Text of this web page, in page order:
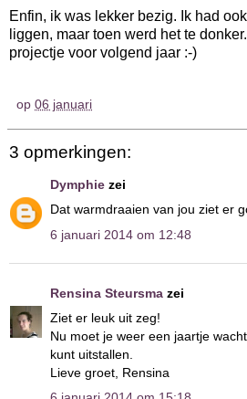
Enfin, ik was lekker bezig. Ik had
liggen, maar toen werd het te
projectje voor volgend jaar :-)
op 06 januari
3 opmerkingen:
Dymphie zei
Dat warmdraaien van jou ziet er
6 januari 2014 om 12:48
Rensina Steursma zei
Ziet er leuk uit zeg!
Nu moet je weer een jaartje
kunt uitstallen.
Lieve groet, Rensina